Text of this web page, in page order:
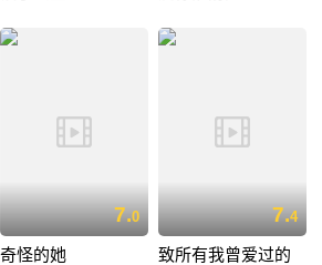
7.0
奇怪的她
7.4
致所有我曾爱过的